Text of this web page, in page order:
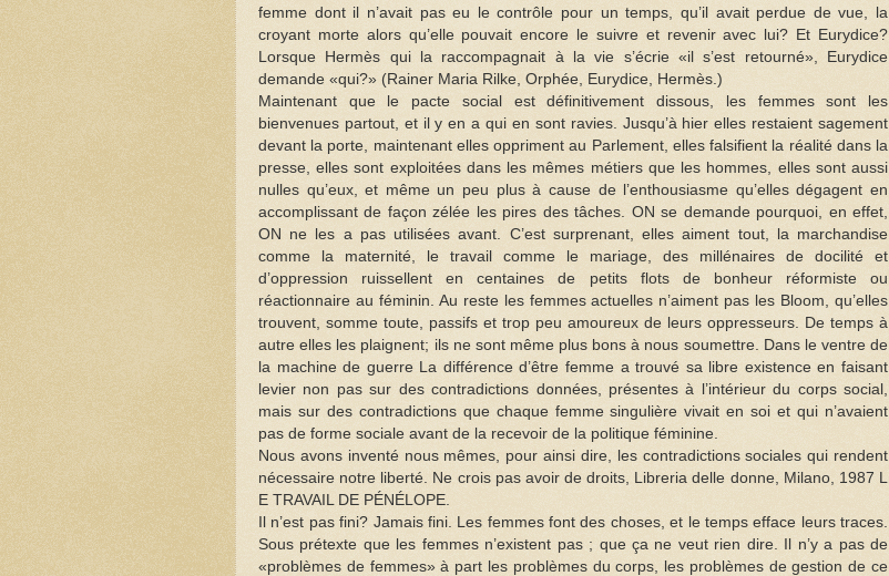
femme dont il n’avait pas eu le contrôle pour un temps, qu’il avait perdue de vue, la
croyant morte alors qu’elle pouvait encore le suivre et revenir avec lui? Et Eurydice?
Lorsque Hermès qui la raccompagnait à la vie s’écrie «il s’est retourné», Eurydice
demande «qui?» (Rainer Maria Rilke, Orphée, Eurydice, Hermès.)
Maintenant que le pacte social est définitivement dissous, les femmes sont les
bienvenues partout, et il y en a qui en sont ravies. Jusqu’à hier elles restaient sagement
devant la porte, maintenant elles oppriment au Parlement, elles falsifient la réalité dans la
presse, elles sont exploitées dans les mêmes métiers que les hommes, elles sont aussi
nulles qu’eux, et même un peu plus à cause de l’enthousiasme qu’elles dégagent en
accomplissant de façon zélée les pires des tâches. ON se demande pourquoi, en effet,
ON ne les a pas utilisées avant. C’est surprenant, elles aiment tout, la marchandise
comme la maternité, le travail comme le mariage, des millénaires de docilité et
d’oppression ruissellent en centaines de petits flots de bonheur réformiste ou
réactionnaire au féminin. Au reste les femmes actuelles n’aiment pas les Bloom, qu’elles
trouvent, somme toute, passifs et trop peu amoureux de leurs oppresseurs. De temps à
autre elles les plaignent; ils ne sont même plus bons à nous soumettre. Dans le ventre de
la machine de guerre La différence d’être femme a trouvé sa libre existence en faisant
levier non pas sur des contradictions données, présentes à l’intérieur du corps social,
mais sur des contradictions que chaque femme singulière vivait en soi et qui n’avaient
pas de forme sociale avant de la recevoir de la politique féminine.
Nous avons inventé nous mêmes, pour ainsi dire, les contradictions sociales qui rendent
nécessaire notre liberté. Ne crois pas avoir de droits, Libreria delle donne, Milano, 1987 L
E TRAVAIL DE PÉNÉLOPE.
Il n’est pas fini? Jamais fini. Les femmes font des choses, et le temps efface leurs traces.
Sous prétexte que les femmes n’existent pas ; que ça ne veut rien dire. Il n’y a pas de
«problèmes de femmes» à part les problèmes du corps, les problèmes de gestion de ce